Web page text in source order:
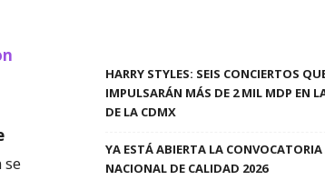
se
HARRY STYLES: SEIS CONCIERTOS
IMPULSARÁN MÁS DE 2 MIL MDP EN
DE LA CDMX
YA ESTÁ ABIERTA LA CONVOCATORIA
NACIONAL DE CALIDAD 2026